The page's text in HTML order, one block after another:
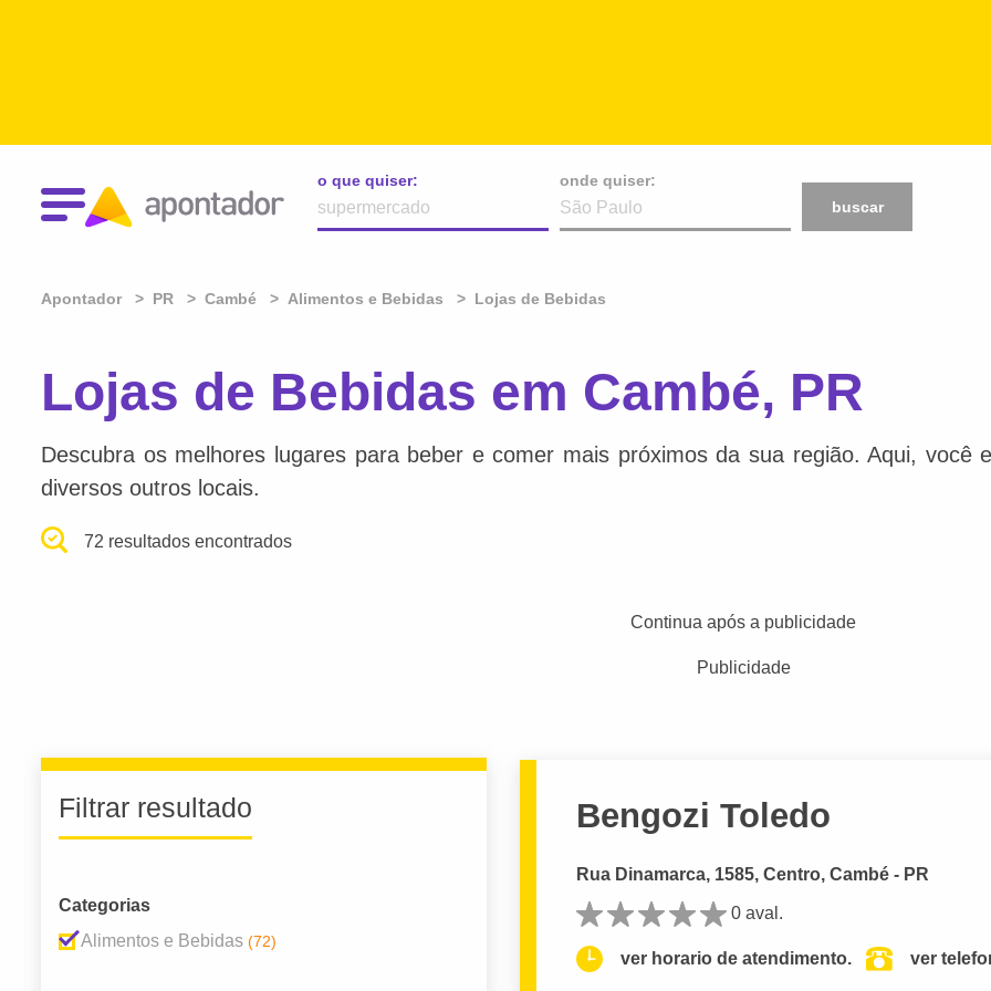
o que quiser:
onde quiser:
buscar
Apontador PR Cambé Alimentos e Bebidas Lojas de Bebidas
Lojas de Bebidas em Cambé, PR
Descubra os melhores lugares para beber e comer mais próximos da sua região. Aqui, você
diversos outros locais.
72 resultados encontrados
Continua após a publicidade
Publicidade
Filtrar resultado
Categorias
Alimentos e Bebidas (72)
Bengozi Toledo
Rua Dinamarca, 1585, Centro, Cambé - PR
0 aval.
ver horario de atendimento. ver